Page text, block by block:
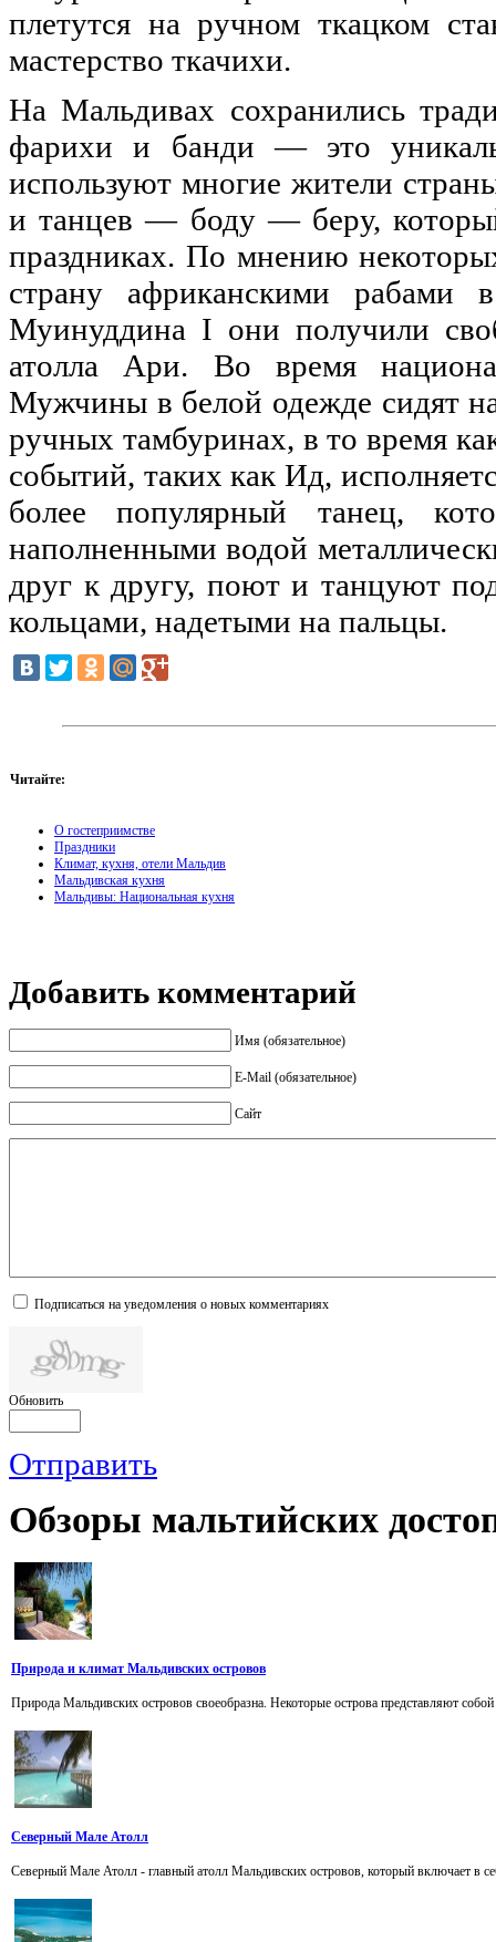
плетутся на ручном ткацком
мастерство ткачихи.
На Мальдивах сохранились
фарихи и банди — это
используют многие жители
и танцев — боду — беру,
праздниках. По мнению
страну африканскими рабами
Муинуддина I они получили
атолла Ари. Во время
Мужчины в белой одежде сидят
ручных тамбуринах, в то время
событий, таких как Ид,
более популярный танец,
наполненными водой
друг к другу, поют и танцуют
кольцами, надетыми на пальцы.
Читайте:
О гостеприимстве
Праздники
Климат, кухня, отели Мальдив
Мальдивская кухня
Мальдивы: Национальная кухня
Добавить комментарий
Имя (обязательное)
E-Mail (обязательное)
Сайт
Подписаться на уведомления о новых комментариях
Обновить
Отправить
Обзоры мальтийских
Природа и климат Мальдивских островов
Природа Мальдивских островов своеобразна. Некоторые острова представляют
Северный Мале Атолл
Северный Мале Атолл - главный атолл Мальдивских островов, который включает в